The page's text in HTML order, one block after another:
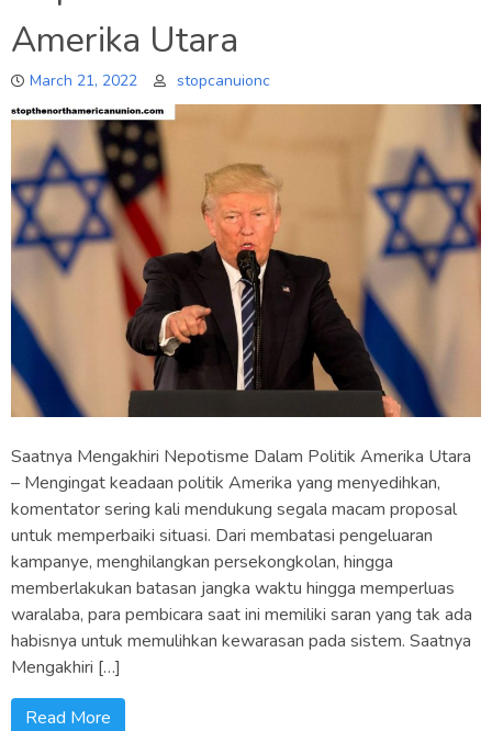
Amerika Utara
March 21, 2022 stopcanuionc
Saatnya Mengakhiri Nepotisme Dalam Politik Amerika Utara
– Mengingat keadaan politik Amerika yang menyedihkan,
komentator sering kali mendukung segala macam proposal
untuk memperbaiki situasi. Dari membatasi pengeluaran
kampanye, menghilangkan persekongkolan, hingga
memberlakukan batasan jangka waktu hingga memperluas
waralaba, para pembicara saat ini memiliki saran yang tak ada
habisnya untuk memulihkan kewarasan pada sistem. Saatnya
Mengakhiri […]
Read More